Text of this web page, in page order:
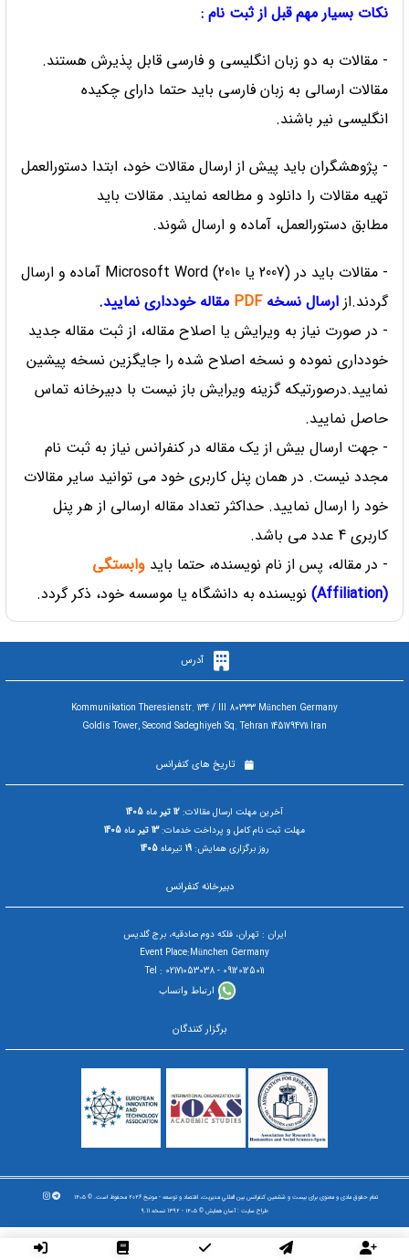
نکات بسیار مهم قبل از ثبت نام :
- مقالات به دو زبان انگلیسی و فارسی قابل پذیرش هستند.
مقالات ارسالی به زبان فارسی باید حتما دارای چکیده
انگلیسی نیر باشند.
- پژوهشگران باید پیش از ارسال مقالات خود، ابتدا دستورالعمل
تهیه مقالات را دانلود و مطالعه نمایند. مقالات باید
مطابق دستورالعمل، آماده و ارسال شوند.
- مقالات باید در (2007 یا 2010) Microsoft Word آماده و ارسال
گردند.از ارسال نسخهPDF مقاله خودداری نمایید.
- در صورت نیاز به ویرایش یا اصلاح مقاله، از ثبت مقاله جدید
خودداری نموده و نسخه اصلاح شده را جایگزین نسخه پیشین
نمایید.درصورتیکه گزینه ویرایش باز نیست با دبیرخانه تماس
حاصل نمایید.
- جهت ارسال بیش از یک مقاله در کنفرانس نیاز به ثبت نام
مجدد نیست. در همان پنل کاربری خود می توانید سایر مقالات
خود را ارسال نمایید. حداکثر تعداد مقاله ارسالی از هر پنل
کاربری 4 عدد می باشد.
- در مقاله، پس از نام نویسنده، حتما باید وابستگی
(Affiliation)
نویسنده به دانشگاه یا موسسه خود، ذکر گردد.
آدرس
Kommunikation Theresienstr. 134 / III 80333 München Germany
Goldis Tower, Second Sadeghiyeh Sq. Tehran 1451794711 Iran
تاریخ های کنفرانس
آخرین مهلت ارسال مقالات: 12 تیر ماه 1405
مهلت ثبت نام کامل و پرداخت خدمات:13 تیر ماه 1405
روز برگزاری همایش: 19 تیرماه 1405
دبیرخانه کنفرانس
ایران : تهران، فلکه دوم صادقیه، برج گلدیس
Event Place:München Germany
09120125011 - Tel : 02171053038
ارتباط واتساپ
برگزار کنندگان
تمام حقوق مادی و معنوی برای بیست و ششمین کنفرانس بين المللي مديريت، اقتصاد و توسعه - مونیخ 2026 محفوظ است. © ۱۴۰۵
طراح سایت :آسان همایش © ۱۴۰۵ - 1392 نسخه 9.11